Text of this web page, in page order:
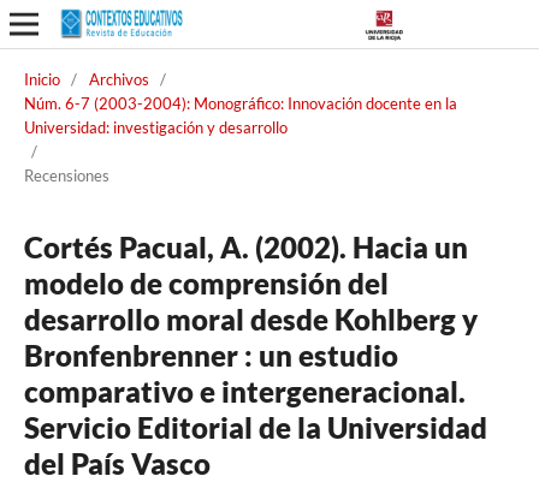
Inicio / Archivos
/
Núm. 6-7 (2003-2004): Monográfico: Innovación docente en la
Universidad: investigación y desarrollo
/
Recensiones
Cortés Pacual, A. (2002). Hacia un
modelo de comprensión del
desarrollo moral desde Kohlberg y
Bronfenbrenner : un estudio
comparativo e intergeneracional.
Servicio Editorial de la Universidad
del País Vasco